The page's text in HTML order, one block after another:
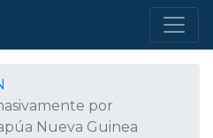
por
Nueva Guinea